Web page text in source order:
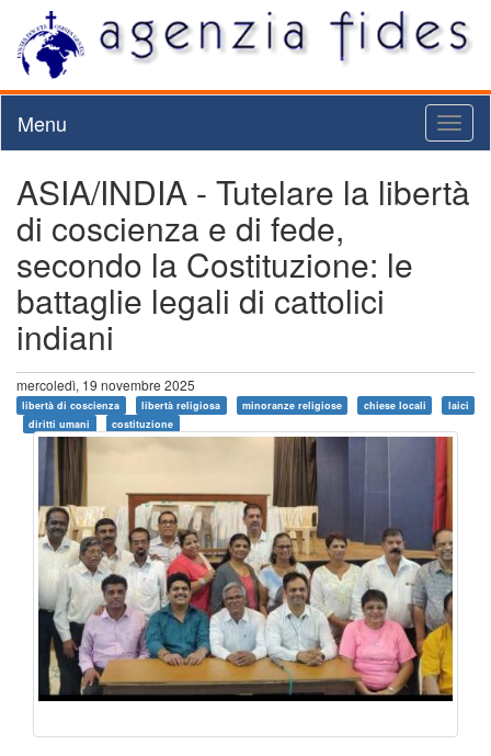
Menu
ASIA/INDIA - Tutelare la libertà
di coscienza e di fede,
secondo la Costituzione: le
battaglie legali di cattolici
indiani
mercoledì, 19 novembre 2025
libertà di coscienza libertà religiosa minoranze religiose chiese locali
laici
diritti umani
costituzione